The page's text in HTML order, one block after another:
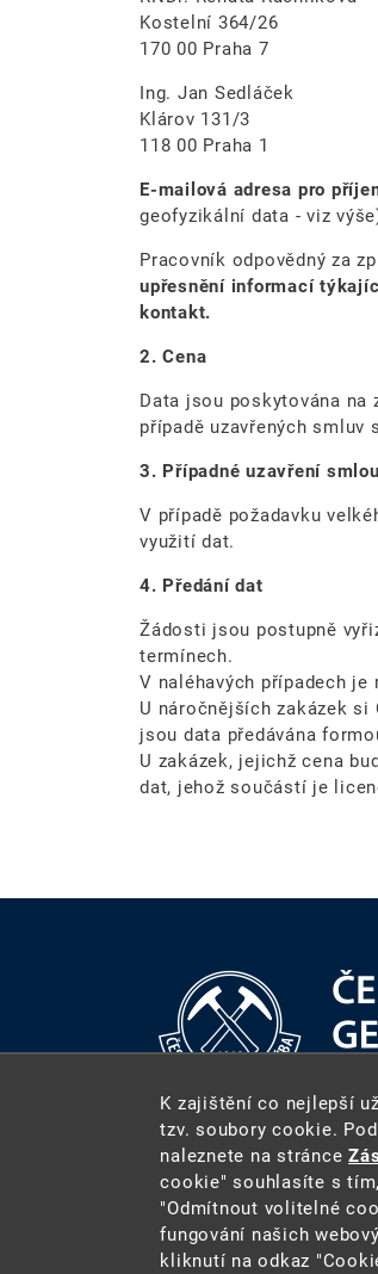
Kostelní 364/26
170 00 Praha 7
Ing. Jan Sedláček
Klárov 131/3
118 00 Praha 1
E-mailová adresa pro
geofyzikální data - viz
Pracovník odpovědný za
upřesnění informací
kontakt.
2. Cena
Data jsou poskytována
případě uzavřených smluv
3. Případné uzavření
V případě požadavku
využití dat.
4. Předání dat
Žádosti jsou postupně
termínech.
V naléhavých případech je
U náročnějších zakázek si
jsou data předávána
U zakázek, jejichž cena
dat, jehož součástí je
secretar@geology.cz
2026 © Česká
K zajištění co nejlepší
tzv. soubory cookie.
naleznete na stránce
cookie" souhlasíte s
"Odmítnout volitelné
fungování našich
kliknutí na odkaz